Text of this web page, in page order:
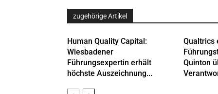
zugehörige Artikel
Human Quality Capital:
Wiesbadener
Führungsexpertin erhält
höchste Auszeichnung...
Qualtrics
Quinton